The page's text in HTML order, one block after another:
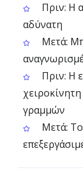
Πριν: Η
αδύνατη
Μετά:
Πριν: Η
γραμμών
Μετά: Το